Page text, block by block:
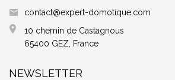
contact@expert-domotique.com
10 chemin de Castagnous
65400 GEZ, France
NEWSLETTER